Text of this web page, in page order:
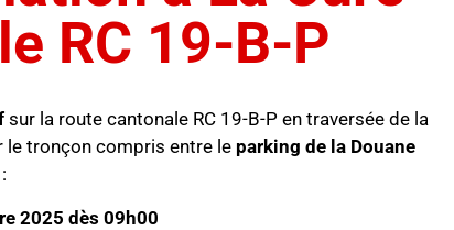
RC 19-B-P
sur la route cantonale RC 19-B-P en traversée de la
le tronçon compris entre le parking de la Douane
:
2025 dès 09h00